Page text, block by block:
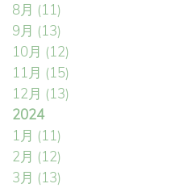
8月 (11)
9月 (13)
10月 (12)
11月 (15)
12月 (13)
2024
1月 (11)
2月 (12)
3月 (13)